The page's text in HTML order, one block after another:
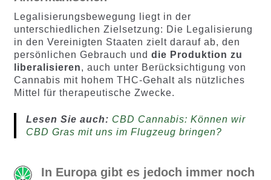
Legalisierungsbewegung liegt in der
unterschiedlichen Zielsetzung: Die Legalisierung
in den Vereinigten Staaten zielt darauf ab, den
persönlichen Gebrauch und die Produktion zu
liberalisieren, auch unter Berücksichtigung von
Cannabis mit hohem THC-Gehalt als nützliches
Mittel für therapeutische Zwecke.
Lesen Sie auch: CBD Cannabis: Können wir
CBD Gras mit uns im Flugzeug bringen?
In Europa gibt es jedoch immer noch